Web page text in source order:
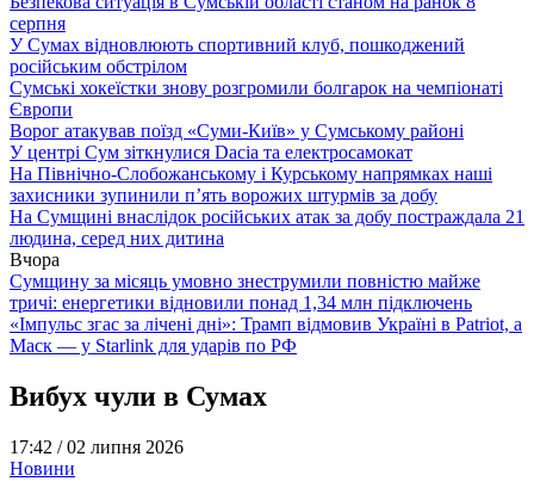
серпня
У Сумах відновлюють спортивний клуб, пошкоджений
російським обстрілом
Сумські хокеїстки знову розгромили болгарок на чемпіонаті
Європи
Ворог атакував поїзд «Суми-Київ» у Сумському районі
У центрі Сум зіткнулися Dacia та електросамокат
На Північно-Слобожанському і Курському напрямках наші
захисники зупинили п’ять ворожих штурмів за добу
На Сумщині внаслідок російських атак за добу постраждала 21
людина, серед них дитина
Вчора
Сумщину за місяць умовно знеструмили повністю майже
тричі: енергетики відновили понад 1,34 млн підключень
«Імпульс згас за лічені дні»: Трамп відмовив Україні в Patriot, а
Маск — у Starlink для ударів по РФ
Вибух чули в Сумах
17:42 /02 липня 2026
Новини